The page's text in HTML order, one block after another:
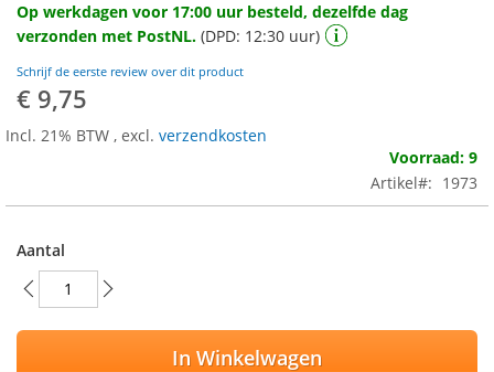
van
de
gallerij
Op werkdagen voor 17:00 uur besteld, dezelfde dag
verzonden met PostNL. (DPD: 12:30 uur)
Schrijf de eerste review over dit product
€ 9,75
Incl. 21% BTW , excl. verzendkosten
Voorraad: 9
Artikel
1973
Aantal
In Winkelwagen